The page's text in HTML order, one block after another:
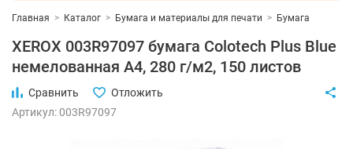
Главная > Каталог > Бумага и материалы для печати > Бумага
XEROX 003R97097 бумага Colotech Plus Blue
немелованная А4, 280 г/м2, 150 листов
Сравнить
Отложить
Артикул: 003R97097